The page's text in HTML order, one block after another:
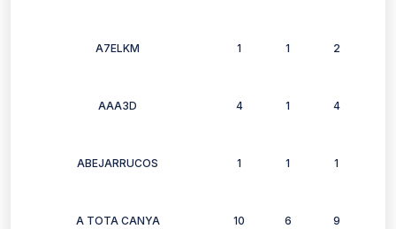
A7ELKM 1 1 2
AAA3D 4 1 4
ABEJARRUCOS 1 1 1
A TOTA CANYA 10 6 9